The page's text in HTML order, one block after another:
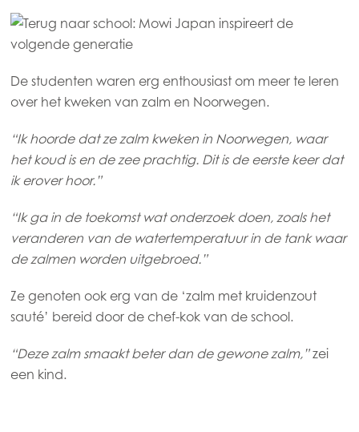
Mowi Korea
Europe
Mowi Belgium (FR)
Mowi Belgium (NL)
Mowi Czechia (CZ)
Mowi Czechia (EN)
Mowi Ireland Ga verder
De studenten waren erg enthousiast om meer te leren
over het kweken van zalm en Noorwegen.
“Ik hoorde dat ze zalm kweken in Noorwegen, waar
het koud is en de zee prachtig. Dit is de eerste keer dat
ik erover hoor.”
“Ik ga in de toekomst wat onderzoek doen, zoals het
veranderen van de watertemperatuur in de tank waar
de zalmen worden uitgebroed.”
Ze genoten ook erg van de ‘zalm met kruidenzout
sauté’ bereid door de chef-kok van de school.
“Deze zalm smaakt beter dan de gewone zalm,”zei
een kind.